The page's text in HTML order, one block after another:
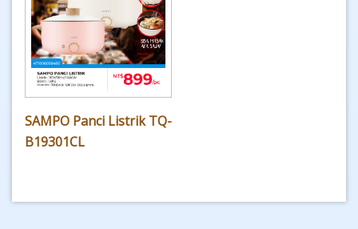
SAMPO Panci Listrik TQ-
B19301CL